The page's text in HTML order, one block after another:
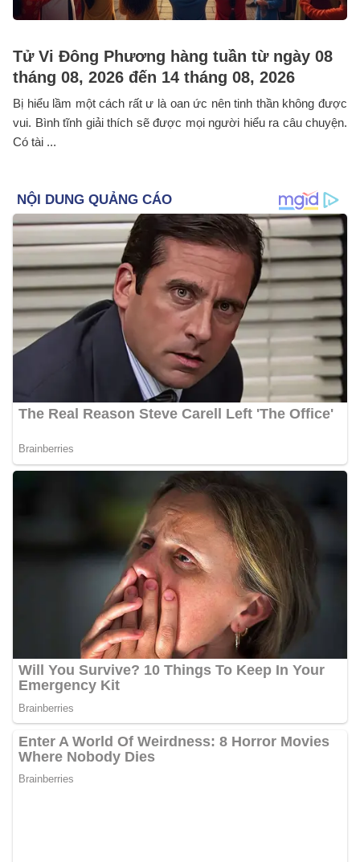
Tử Vi Đông Phương hàng tuần từ ngày 08
tháng 08, 2026 đến 14 tháng 08, 2026
Bị hiểu lầm một cách rất ư là oan ức nên tinh thần không được
vui. Bình tĩnh giải thích sẽ được mọi người hiểu ra câu chuyện.
Có tài ...